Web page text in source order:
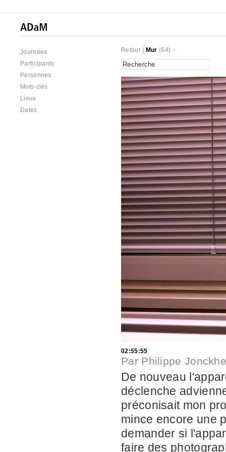
Journées
Participants
Personnes
Mots-clés
Lieux
Dates
Retour| Mur (64)
02:55:55
Par Philippe
De nouveau
déclenche
préconisait mon
mince encore une
demander si
faire des